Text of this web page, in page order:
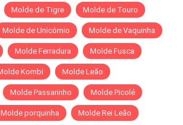
Molde de Tigre Molde de Touro
Molde de Unicórnio Molde de Vaquinha
Molde Ferradura Molde Fusca
Kombi Molde Leão
Molde Passarinho Molde Picolé
Molde porquinha Molde Rei Leão